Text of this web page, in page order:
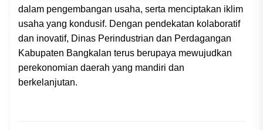
dalam pengembangan usaha, serta menciptakan iklim
usaha yang kondusif. Dengan pendekatan kolaboratif
dan inovatif, Dinas Perindustrian dan Perdagangan
Kabupaten Bangkalan terus berupaya mewujudkan
perekonomian daerah yang mandiri dan
berkelanjutan.